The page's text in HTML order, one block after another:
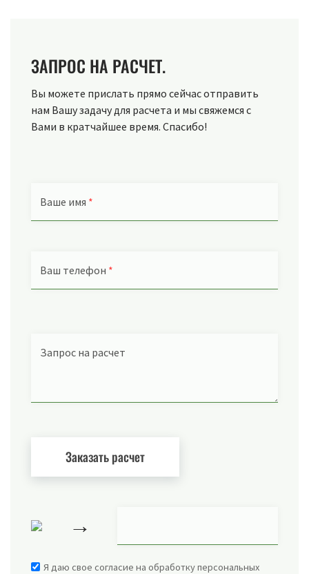
ЗАПРОС НА РАСЧЕТ.
Вы можете прислать прямо сейчас отправить
нам Вашу задачу для расчета и мы свяжемся с
Вами в кратчайшее время. Спасибо!
Ваше имя *
Ваш телефон *
Запрос на расчет
→
Я даю свое согласие на обработку персональных